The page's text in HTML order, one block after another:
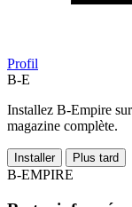
Profil
B-E
Installez B-Empire
magazine complète.
Installer Plus tard
B-EMPIRE